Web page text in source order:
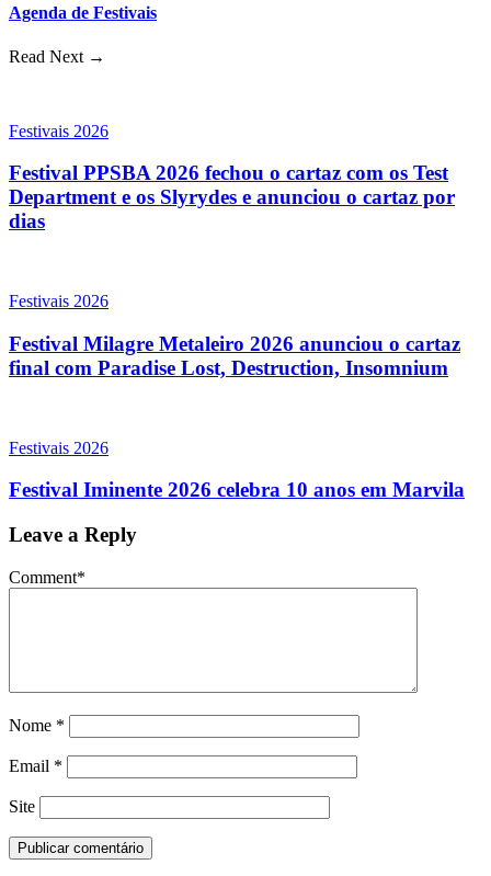
Agenda de Festivais
Read Next →
Festivais 2026
Festival PPSBA 2026 fechou o cartaz com os Test
Department e os Slyrydes e anunciou o cartaz por
dias
Festivais 2026
Festival Milagre Metaleiro 2026 anunciou o cartaz
final com Paradise Lost, Destruction, Insomnium
Festivais 2026
Festival Iminente 2026 celebra 10 anos em Marvila
Leave a Reply
Comment*
Nome *
Email *
Site